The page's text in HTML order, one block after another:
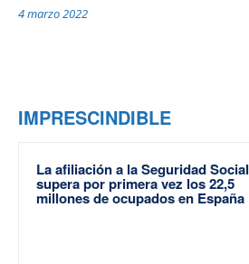
4 marzo 2022
IMPRESCINDIBLE
La afiliación a la Seguridad Social
supera por primera vez los 22,5
millones de ocupados en España